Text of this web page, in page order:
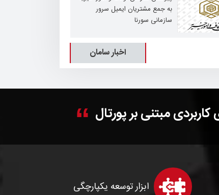
به جمع مشتریان ایمیل سرور
سازمانی سورنا
اخبار سامان
مبتنی بر پورتال
ابزار توسعه یکپارچگی